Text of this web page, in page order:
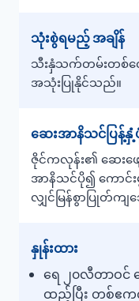
သုံးစွဲရမည့် အချိန်
သီးနှံသက်တမ်းတစ်လ
အသုံးပြုနိုင်သည်။
ဆေးအာနိသင်ပြန့်နှံ့
ဇိုင်ကလုန်း၏ ဆေးဖ
အာနိသင်ပို၍ ကောင်း
လျှင်မြန်စွာပြုတ်က
နှုန်းထား
ရေ ၂၀လီတာဝင်
ထည့်ပြီး တစ်ဧကလ